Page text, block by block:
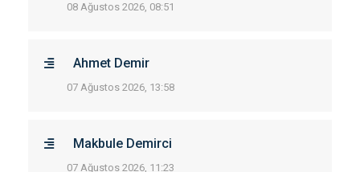
08 Ağustos 2026, 08:51
Ahmet Demir
07 Ağustos 2026, 13:58
Makbule Demirci
07 Ağustos 2026, 11:23